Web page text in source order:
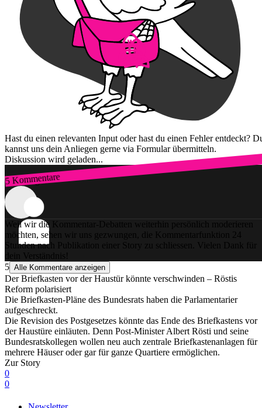
Hast du einen relevanten Input oder hast du einen Fehler entdeckt?
kannst uns dein Anliegen gerne via Formular übermitteln.
Diskussion wird geladen...
5 Kommentare
Zum Login
Weil wir die Kommentar-Debatten weiterhin persönlich moderieren
möchten, sehen wir uns gezwungen, die Kommentarfunktion 24
Stunden nach Publikation einer Story zu schliessen. Vielen Dank für
dein Verständnis!
5 Alle Kommentare anzeigen
Der Briefkasten vor der Haustür könnte verschwinden – Röstis
Reform polarisiert
Die Briefkasten-Pläne des Bundesrats haben die Parlamentarier
aufgeschreckt.
Die Revision des Postgesetzes könnte das Ende des Briefkastens vor
der Haustüre einläuten. Denn Post-Minister Albert Rösti und seine
Bundesratskollegen wollen neu auch zentrale Briefkastenanlagen für
mehrere Häuser oder gar für ganze Quartiere ermöglichen.
Zur Story
0
0